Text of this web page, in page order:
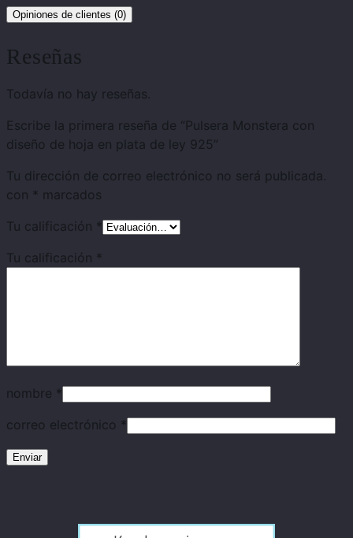
Opiniones de clientes (0)
Reseñas
Todavía no hay reseñas.
Escribe la primera reseña de “Pulsera Monstera con
diseño de hoja en plata de ley 925”
Tu dirección de correo electrónico no será publicada.
con * marcados
Tu calificación *
Tu calificación *
nombre *
correo electrónico *